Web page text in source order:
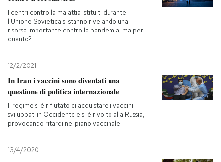
I centri contro la malattia istituiti durante
l'Unione Sovietica si stanno rivelando una
risorsa importante contro la pandemia, ma per
quanto?
12/2/2021
In Iran i vaccini sono diventati una
questione di politica internazionale
Il regime si è rifiutato di acquistare i vaccini
sviluppati in Occidente e si è rivolto alla Russia,
provocando ritardi nel piano vaccinale
13/4/2020